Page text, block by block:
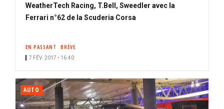
WeatherTech Racing, T.Bell, Sweedler avec la
Ferrari n°62 de la Scuderia Corsa
EN PASSANT BRÈVE
7 FÉV. 2017 • 16:40
AUTO